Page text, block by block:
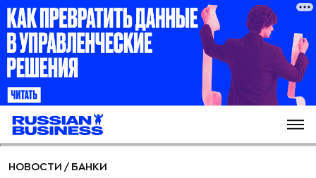
НОВОСТИ / БАНКИ